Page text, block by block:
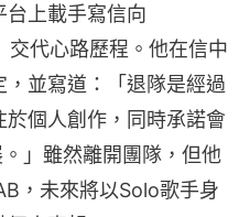
台上載手寫信向
交代心路歷程。他在信中
並寫道：「退隊是經過
個人創作，同時承諾會
」雖然離開團隊，但他
，未來將以Solo歌手身